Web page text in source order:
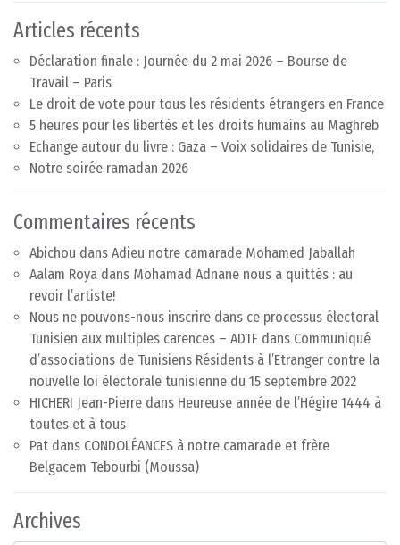
Articles récents
Déclaration finale : Journée du 2 mai 2026 – Bourse de
Travail – Paris
Le droit de vote pour tous les résidents étrangers en France
5 heures pour les libertés et les droits humains au Maghreb
Echange autour du livre : Gaza – Voix solidaires de Tunisie,
Notre soirée ramadan 2026
Commentaires récents
Abichou dans Adieu notre camarade Mohamed Jaballah
Aalam Roya dans Mohamad Adnane nous a quittés : au
revoir l’artiste!
Nous ne pouvons-nous inscrire dans ce processus électoral
Tunisien aux multiples carences – ADTF dans Communiqué
d’associations de Tunisiens Résidents à l’Etranger contre la
nouvelle loi électorale tunisienne du 15 septembre 2022
HICHERI Jean-Pierre dans Heureuse année de l’Hégire 1444 à
toutes et à tous
Pat dans CONDOLÉANCES à notre camarade et frère
Belgacem Tebourbi (Moussa)
Archives